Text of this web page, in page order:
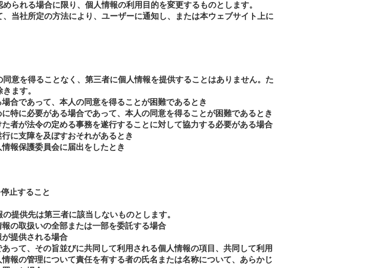
られる場合に限り、個人情報の利用目的を変更するものとします。
当社所定の方法により、ユーザーに通知し、または本ウェブサイト上に
意を得ることなく、第三者に個人情報を提供することはありません。た
ます。
合であって、本人の同意を得ることが困難であるとき
特に必要がある場合であって、本人の同意を得ることが困難であるとき
者が法令の定める事務を遂行することに対して協力する必要がある場合
に支障を及ぼすおそれがあるとき
報保護委員会に届出をしたとき
止すること
提供先は第三者に該当しないものとします。
の取扱いの全部または一部を委託する場合
提供される場合
って、その旨並びに共同して利用される個人情報の項目、共同して利用
報の管理について責任を有する者の氏名または名称について、あらかじ